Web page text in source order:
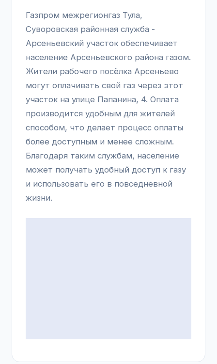
Газпром межрегионгаз Тула,
Суворовская районная служба -
Арсеньевский участок обеспечивает
население Арсеньевского района газом.
Жители рабочего посёлка Арсеньево
могут оплачивать свой газ через этот
участок на улице Папанина, 4. Оплата
производится удобным для жителей
способом, что делает процесс оплаты
более доступным и менее сложным.
Благодаря таким службам, население
может получать удобный доступ к газу
и использовать его в повседневной
жизни.